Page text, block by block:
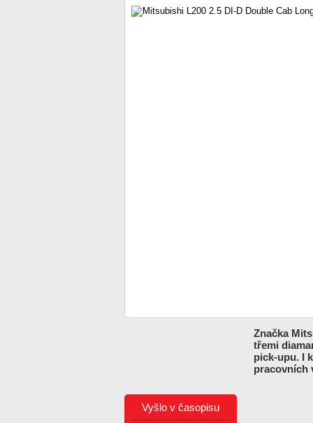
Značka
třemi
pick-upu. I
pracovních
Vyšlo v časopisu